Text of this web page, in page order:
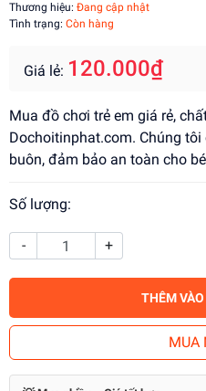
Thương hiệu: Đang cập nhật
Tình trạng: Còn hàng
Giá lẻ: 120.000₫
Mua đồ chơi trẻ em giá rẻ,
Dochoitinphat.com. Chúng
buôn, đảm bảo an toàn cho
Số lượng:
- +
THÊM
MUA